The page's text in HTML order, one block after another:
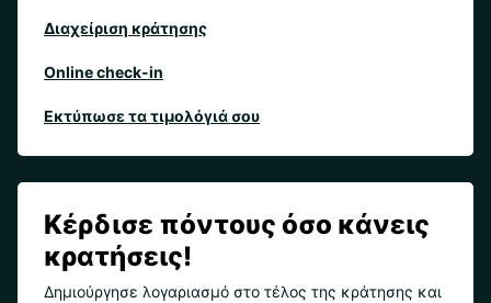
Διαχείριση κράτησης
Online check-in
Εκτύπωσε τα τιμολόγιά σου
Κέρδισε πόντους όσο κάνεις
κρατήσεις!
Δημιούργησε λογαριασμό στο τέλος της κράτησης και